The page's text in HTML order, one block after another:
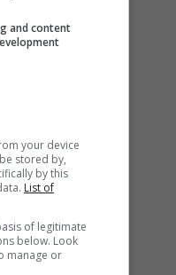
and content
your device
stored by,
by this
List of
of legitimate
below. Look
manage or